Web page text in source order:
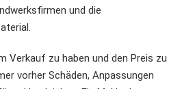
und die
Verkauf zu haben und den Preis zu
vorher Schäden, Anpassungen